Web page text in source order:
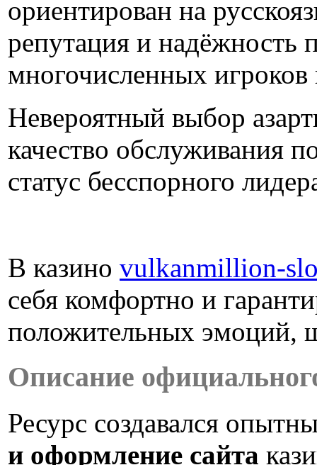
ориентирован на
репутация и надёжность
многочисленных игроков
Невероятный выбор
качество обслуживания
статус бесспорного
В казино vulkanmillion-
себя комфортно и
положительных эмоций,
Описание
Ресурс создавался
и оформление сайта